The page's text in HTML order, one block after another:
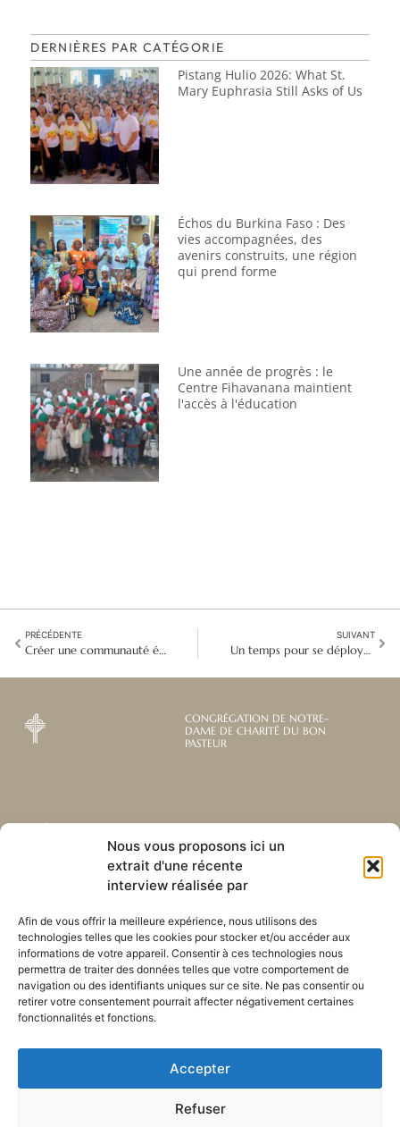
Nous vous proposons ici un
extrait d'une récente
interview réalisée par
Afin de vous offrir la meilleure expérience, nous utilisons des
technologies telles que les cookies pour stocker et/ou accéder aux
informations de votre appareil. Consentir à ces technologies nous
permettra de traiter des données telles que votre comportement de
navigation ou des identifiants uniques sur ce site. Ne pas consentir ou
retirer votre consentement pourrait affecter négativement certaines
fonctionnalités et fonctions.
Accepter
Refuser
DERNIÈRES PAR CATÉGORIE
Pistang Hulio 2026: What St.
Mary Euphrasia Still Asks of Us
Échos du Burkina Faso : Des
vies accompagnées, des
avenirs construits, une région
qui prend forme
Une année de progrès : le
Centre Fihavanana maintient
l'accès à l'éducation
PRÉCÉDENTE
Créer une communauté éducative en Asie-Pacifique
SUIVANT
Un temps pour se déployer à nouveau
CONGRÉGATION DE NOTRE-
DAME DE CHARITÉ DU BON
PASTEUR
Abonnez-vous à notre
newsletter mensuelle
Recevez les dernières nouvelles
nos ministères à travers le monde.
S'ABONNER
Liens utiles
Envoyez-nous votre
Plan du site
POLITIQUE DE CONFIDENTIALITÉ